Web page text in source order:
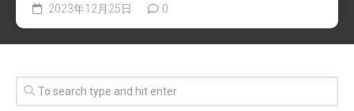
2023年12月25日 0